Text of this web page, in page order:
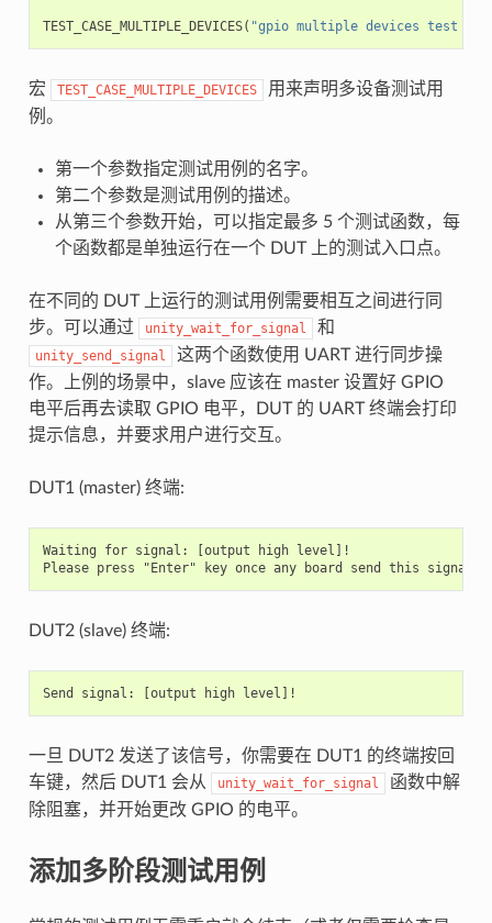
TEST_CASE_MULTIPLE_DEVICES( "gpio multiple devices test
宏 TEST_CASE_MULTIPLE_DEVICES
用来声明多设备测试用
例。
第一个参数指定测试用例的名字。
第二个参数是测试用例的描述。
从第三个参数开始，可以指定最多 5 个测试函数，每
个函数都是单独运行在一个 DUT 上的测试入口点。
在不同的 DUT 上运行的测试用例需要相互之间进行同
步。可以通过
unity_wait_for_signal 和
unity_send_signal
这两个函数使用 UART 进行同步操
作。上例的场景中，slave 应该在 master 设置好 GPIO
电平后再去读取 GPIO 电平，DUT 的 UART 终端会打印
提示信息，并要求用户进行交互。
DUT1 (master) 终端:
Waiting for signal: [output high level]!
DUT2 (slave) 终端:
一旦 DUT2 发送了该信号，你需要在 DUT1 的终端按回
车键，然后 DUT1 会从
unity_wait_for_signal
函数中解
除阻塞，并开始更改 GPIO 的电平。
添加多阶段测试用例